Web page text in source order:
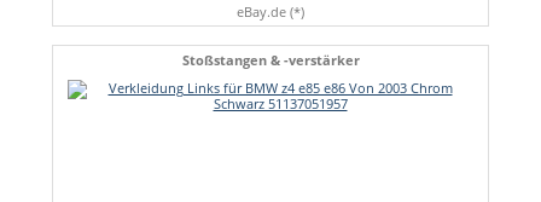
eBay.de (*)
Stoßstangen & -verstärker